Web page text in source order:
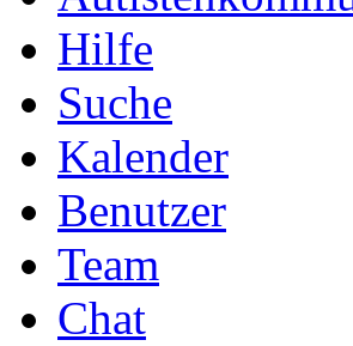
Hilfe
Suche
Kalender
Benutzer
Team
Chat